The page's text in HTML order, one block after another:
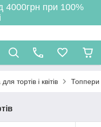
4000грн при 100%
тортів і квітів Топпери